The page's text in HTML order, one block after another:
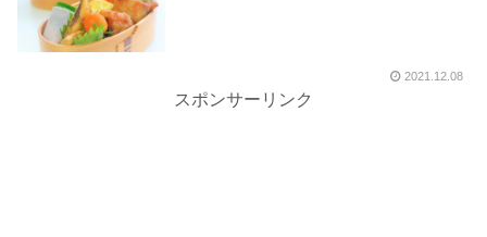
2021.12.08
スポンサーリンク